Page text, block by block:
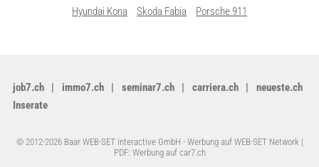
Hyundai Kona
Skoda Fabia Porsche 911
job7.ch immo7.ch seminar7.ch carriera.ch
neueste.ch
Inserate
© 2012-2026 Baar WEB-SET interactive GmbH - Werbung auf WEB-SET Network |
PDF: Werbung auf car7.ch